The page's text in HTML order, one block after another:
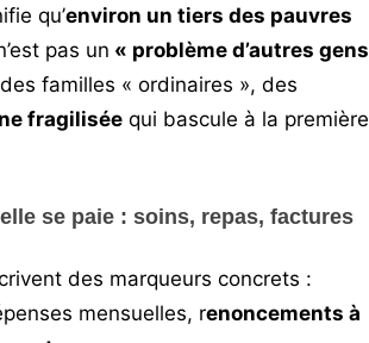
qu’environ un tiers des pauvres
pas un « problème d’autres gens
familles « ordinaires », des
fragiliséequi bascule à la première
se paie : soins, repas, factures
des marqueurs concrets :
mensuelles, renoncements à